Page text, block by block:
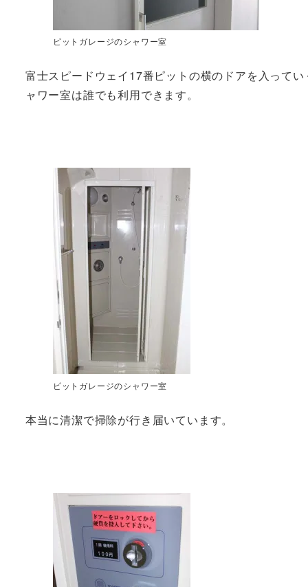
ピットガレージのシャワー室
富士スピードウェイ17番ピットの横のドアを入って
ャワー室は誰でも利用できます。
ピットガレージのシャワー室
本当に清潔で掃除が行き届いています。